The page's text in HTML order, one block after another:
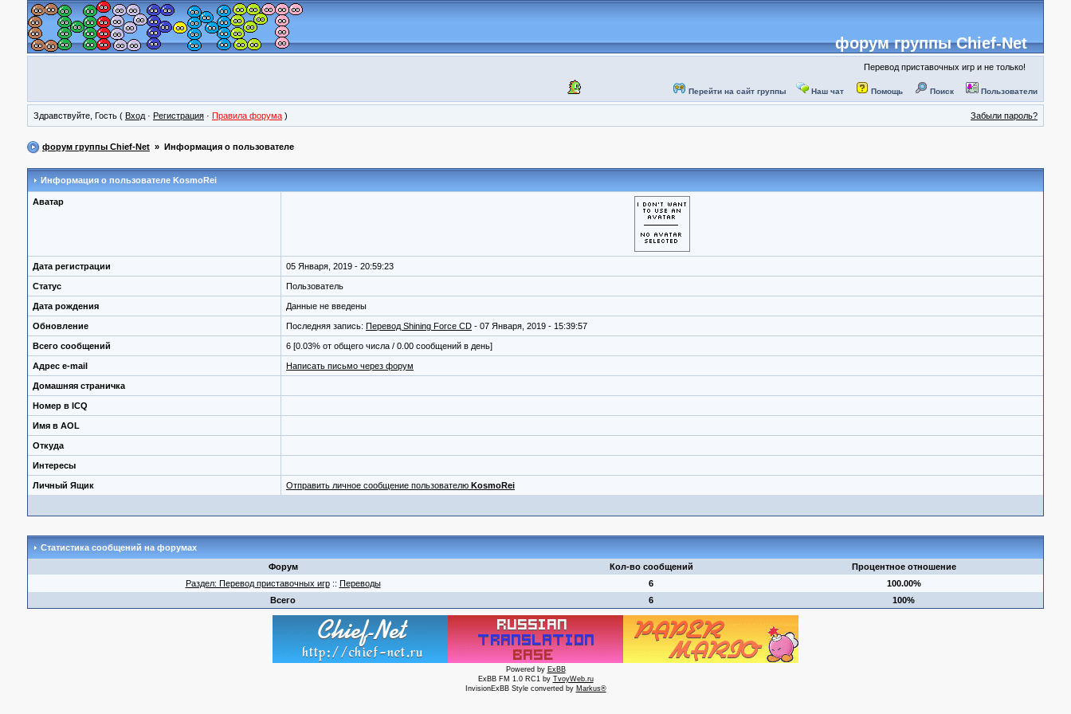
форум группы Chief-Net
Перевод приставочных игр и не только!
Перейти на сайт группы Наш чат Помощь Поиск Пользователи
Здравствуйте, Гость ( Вход · Регистрация · Правила форума ) Забыли пароль?
форум группы Chief-Net » Информация о пользователе
Информация о пользователе KosmoRei
Аватар
Дата регистрации 05 Января, 2019 - 20:59:23
Статус Пользователь
Дата рождения Данные не введены
Обновление Последняя запись: Перевод Shining Force CD - 07 Января, 2019 - 15:39:57
Всего сообщений 6 [0.03% от общего числа / 0.00 сообщений в день]
Адрес e-mail Написать письмо через форум
Домашняя страничка
Номер в ICQ
Имя в AOL
Откуда
Интересы
Личный Ящик Отправить личное сообщение пользователю KosmoRei
Статистика сообщений на форумах
Форум
Кол-во сообщений
Процентное отношение
Раздел: Перевод приставочных игр:: Переводы 6
100.00%
Всего
6 100%
Powered by ExBB
ExBB FM 1.0 RC1 by TvoyWeb.ru
InvisionExBB Style converted by Markus®